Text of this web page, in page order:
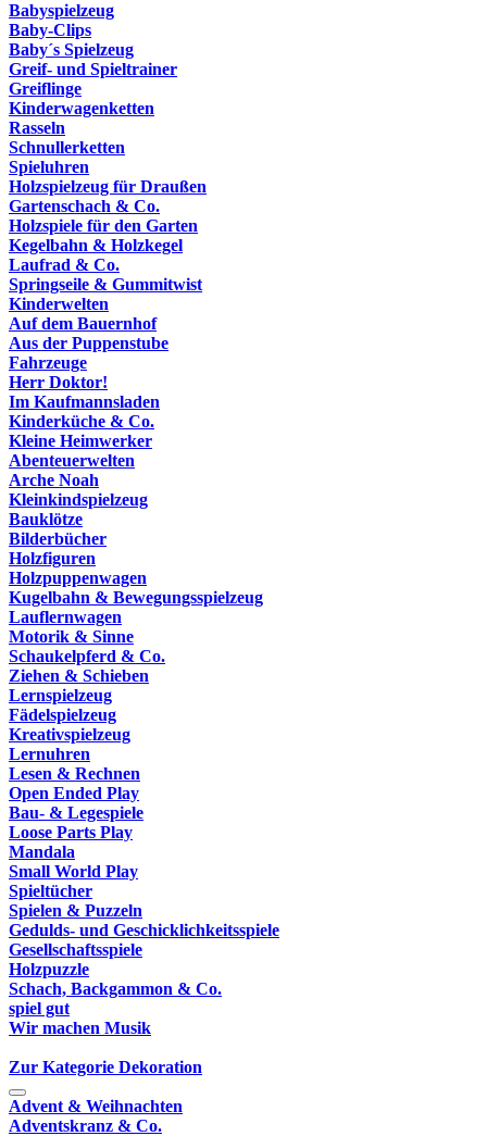
Babyspielzeug
Baby-Clips
Baby´s Spielzeug
Greif- und Spieltrainer
Greiflinge
Kinderwagenketten
Rasseln
Schnullerketten
Spieluhren
Holzspielzeug für Draußen
Gartenschach & Co.
Holzspiele für den Garten
Kegelbahn & Holzkegel
Laufrad & Co.
Springseile & Gummitwist
Kinderwelten
Auf dem Bauernhof
Aus der Puppenstube
Fahrzeuge
Herr Doktor!
Im Kaufmannsladen
Kinderküche & Co.
Kleine Heimwerker
Abenteuerwelten
Arche Noah
Kleinkindspielzeug
Bauklötze
Bilderbücher
Holzfiguren
Holzpuppenwagen
Kugelbahn & Bewegungsspielzeug
Lauflernwagen
Motorik & Sinne
Schaukelpferd & Co.
Ziehen & Schieben
Lernspielzeug
Fädelspielzeug
Kreativspielzeug
Lernuhren
Lesen & Rechnen
Open Ended Play
Bau- & Legespiele
Loose Parts Play
Mandala
Small World Play
Spieltücher
Spielen & Puzzeln
Gedulds- und Geschicklichkeitsspiele
Gesellschaftsspiele
Holzpuzzle
Schach, Backgammon & Co.
spiel gut
Wir machen Musik
Zur Kategorie Dekoration
Advent & Weihnachten
Adventskranz & Co.